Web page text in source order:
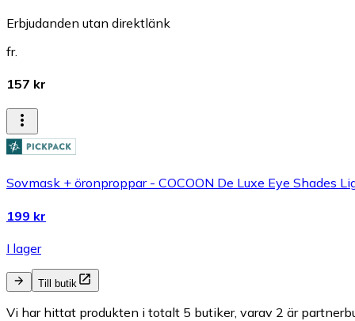
Erbjudanden utan direktlänk
fr.
157 kr
Sovmask + öronproppar - COCOON De Luxe Eye Shades
199 kr
I lager
Till butik
Vi har hittat produkten i totalt 5 butiker, varav 2 är